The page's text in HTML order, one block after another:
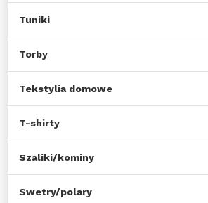
Tuniki
Torby
Tekstylia domowe
T-shirty
Szaliki/kominy
Swetry/polary